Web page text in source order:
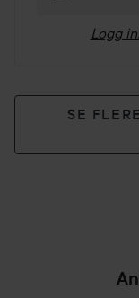
Logg
SE